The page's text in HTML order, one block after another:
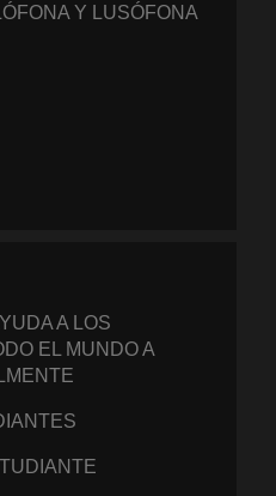
Y LUSÓFONA
A LOS
EL MUNDO A